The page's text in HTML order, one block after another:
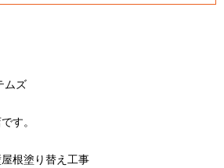
ムズ
す。
根塗り替え工事